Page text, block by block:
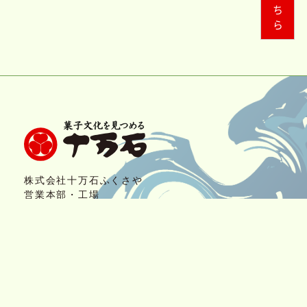
株式会社十万石ふくさや
営業本部・工場